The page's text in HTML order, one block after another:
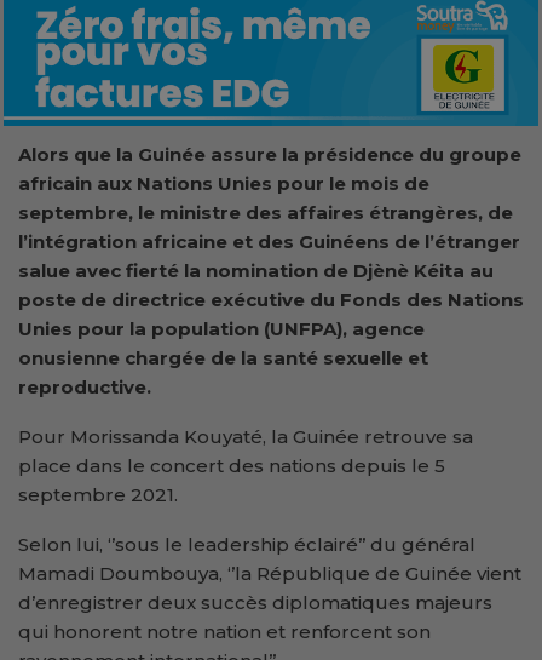
Alors que la Guinée assure la présidence du groupe
africain aux Nations Unies pour le mois de
septembre, le ministre des affaires étrangères, de
l’intégration africaine et des Guinéens de l’étranger
salue avec fierté la nomination de Djènè Kéita au
poste de directrice exécutive du Fonds des Nations
Unies pour la population (UNFPA), agence
onusienne chargée de la santé sexuelle et
reproductive.
Pour Morissanda Kouyaté, la Guinée retrouve sa
place dans le concert des nations depuis le 5
septembre 2021.
Selon lui, ‘’sous le leadership éclairé’’ du général
Mamadi Doumbouya, ‘’la République de Guinée vient
d’enregistrer deux succès diplomatiques majeurs
qui honorent notre nation et renforcent son